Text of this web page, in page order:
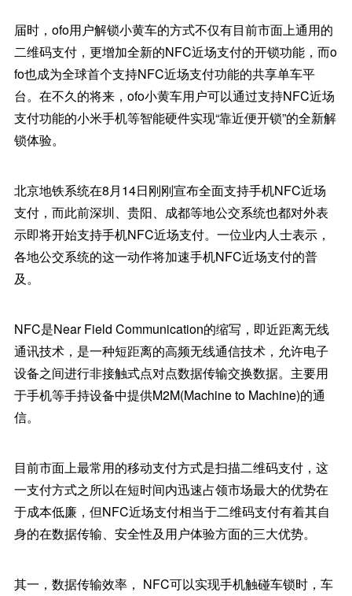
届时，ofo用户解锁小黄车的方式不仅有目前市面上通用的
二维码支付，更增加全新的NFC近场支付的开锁功能，而o
fo也成为全球首个支持NFC近场支付功能的共享单车平
台。在不久的将来，ofo小黄车用户可以通过支持NFC近场
支付功能的小米手机等智能硬件实现“靠近便开锁”的全新解
锁体验。
北京地铁系统在8月14日刚刚宣布全面支持手机NFC近场
支付，而此前深圳、贵阳、成都等地公交系统也都对外表
示即将开始支持手机NFC近场支付。一位业内人士表示，
各地公交系统的这一动作将加速手机NFC近场支付的普
及。
NFC是Near Field Communication的缩写，即近距离无线
通讯技术，是一种短距离的高频无线通信技术，允许电子
设备之间进行非接触式点对点数据传输交换数据。主要用
于手机等手持设备中提供M2M(Machine to Machine)的通
信。
目前市面上最常用的移动支付方式是扫描二维码支付，这
一支付方式之所以在短时间内迅速占领市场最大的优势在
于成本低廉，但NFC近场支付相当于二维码支付有着其自
身的在数据传输、安全性及用户体验方面的三大优势。
其一，数据传输效率， NFC可以实现手机触碰车锁时，车